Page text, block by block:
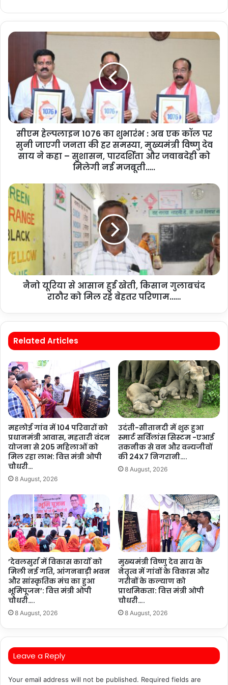
सीएम हेल्पलाइन 1076 का शुभारंभ : अब एक कॉल पर
सुनी जाएगी जनता की हर समस्या, मुख्यमंत्री विष्णु देव
साय ने कहा – सुशासन, पारदर्शिता और जवाबदेही को
मिलेगी नई मजबूती…..
नैनो यूरिया से आसान हुई खेती, किसान गुलाबचंद
राठौर को मिल रहे बेहतर परिणाम……
Related Articles
महलोई गांव में 104 परिवारों को
प्रधानमंत्री आवास, महतारी वंदन
योजना से 205 महिलाओं को
मिल रहा लाभ: वित्त मंत्री ओपी
चौधरी…
8 August, 2026
उदंती-सीतानदी में शुरू हुआ
स्मार्ट सर्विलांस सिस्टम -एआई
तकनीक से वन और वन्यजीवों
की 24X7 निगरानी….
8 August, 2026
’देवलसुर्रा में विकास कार्यों को
मिली नई गति, आंगनबाड़ी भवन
और सांस्कृतिक मंच का हुआ
भूमिपूजन’: वित्त मंत्री ओपी
चौधरी….
8 August, 2026
मुख्यमंत्री विष्णु देव साय के
नेतृत्व में गांवों के विकास और
गरीबों के कल्याण को
प्राथमिकता: वित्त मंत्री ओपी
चौधरी….
8 August, 2026
Leave a Reply
Your email address will not be published. Required fields are